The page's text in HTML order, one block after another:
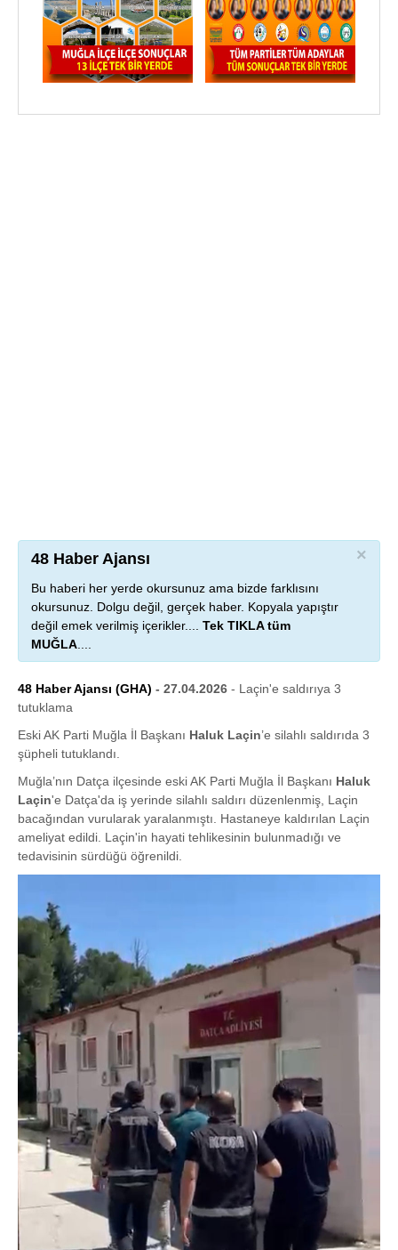
×
48 Haber Ajansı
Bu haberi her yerde okursunuz ama bizde farklısını
okursunuz. Dolgu değil, gerçek haber. Kopyala yapıştır
değil emek verilmiş içerikler.... Tek TIKLA tüm
MUĞLA
48 Haber Ajansı (GHA) - 27.04.2026 - Laçin'e saldırıya 3
tutuklama
Eski AK Parti Muğla İl Başkanı Haluk Laçin’e silahlı saldırıda 3
şüpheli tutuklandı.
Muğla’nın Datça ilçesinde eski AK Parti Muğla İl Başkanı Haluk
Laçin'e Datça'da iş yerinde silahlı saldırı düzenlenmiş, Laçin
bacağından vurularak yaralanmıştı. Hastaneye kaldırılan Laçin
ameliyat edildi. Laçin'in hayati tehlikesinin bulunmadığı ve
tedavisinin sürdüğü öğrenildi.